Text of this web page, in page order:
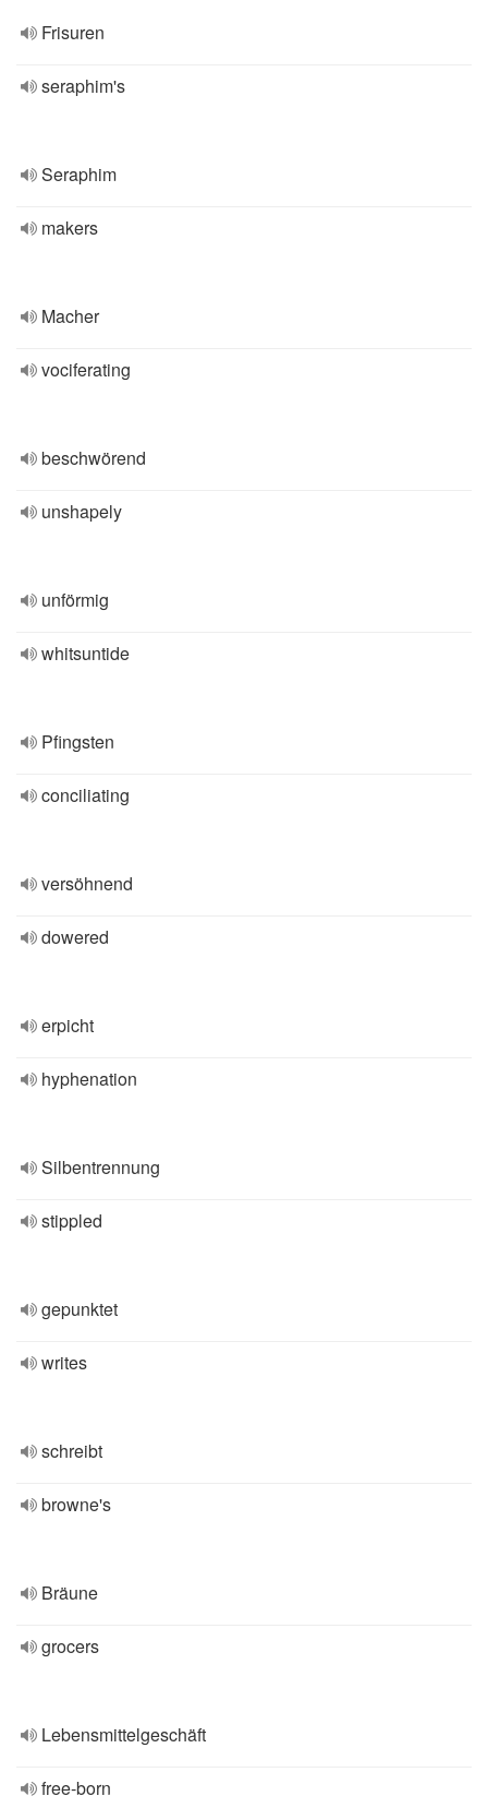
Frisuren
seraphim's
Seraphim
makers
Macher
vociferating
beschwörend
unshapely
unförmig
whitsuntide
Pfingsten
conciliating
versöhnend
dowered
erpicht
hyphenation
Silbentrennung
stippled
gepunktet
writes
schreibt
browne's
Bräune
grocers
Lebensmittelgeschäft
free-born